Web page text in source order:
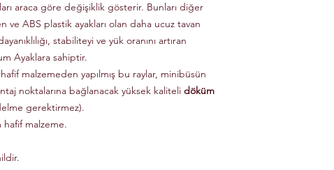
araca göre değişiklik gösterir. Bunları diğer
ABS plastik ayakları olan daha ucuz tavan
stabiliteyi ve yük oranını artıran
Ayaklara sahiptir.
malzemeden yapılmış bu raylar, minibüsün
noktalarına bağlanacak yüksek kaliteli döküm
gerektirmez).
hafif malzeme.